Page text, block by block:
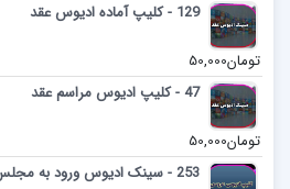
129 - کلیپ آماده ادیوس عقد
تومان50,000
47 - کلیپ ادیوس مراسم عقد
تومان50,000
253 - سینک ادیوس ورود به مجلس عروسی